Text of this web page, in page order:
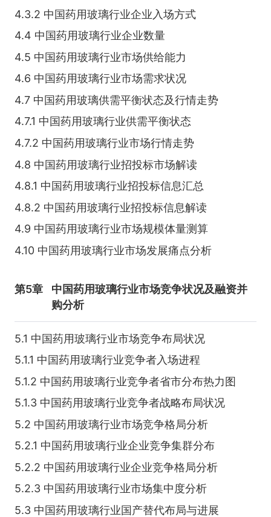
4.3.2 中国药用玻璃行业企业入场方式
4.4 中国药用玻璃行业企业数量
4.5 中国药用玻璃行业市场供给能力
4.6 中国药用玻璃行业市场需求状况
4.7 中国药用玻璃供需平衡状态及行情走势
4.7.1 中国药用玻璃行业供需平衡状态
4.7.2 中国药用玻璃行业市场行情走势
4.8 中国药用玻璃行业招投标市场解读
4.8.1 中国药用玻璃行业招投标信息汇总
4.8.2 中国药用玻璃行业招投标信息解读
4.9 中国药用玻璃行业市场规模体量测算
4.10 中国药用玻璃行业市场发展痛点分析
第5章
中国药用玻璃行业市场竞争状况及融资并
购分析
5.1 中国药用玻璃行业市场竞争布局状况
5.1.1 中国药用玻璃行业竞争者入场进程
5.1.2 中国药用玻璃行业竞争者省市分布热力图
5.1.3 中国药用玻璃行业竞争者战略布局状况
5.2 中国药用玻璃行业市场竞争格局分析
5.2.1 中国药用玻璃行业企业竞争集群分布
5.2.2 中国药用玻璃行业企业竞争格局分析
5.2.3 中国药用玻璃行业市场集中度分析
5.3 中国药用玻璃行业国产替代布局与进展